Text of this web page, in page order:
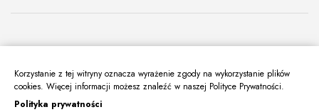
O Nas
Korzystanie z tej witryny oznacza wyrażenie zgody na wykorzystanie plików
cookies. Więcej informacji możesz znaleźć w naszej Polityce Prywatności.
Polityka prywatności